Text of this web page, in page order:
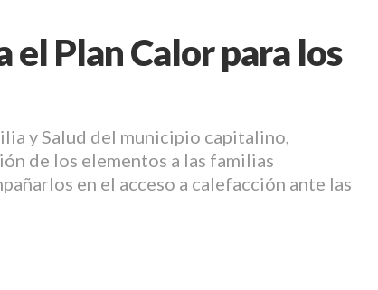
Plan Calor para los
y Salud del municipio capitalino,
de los elementos a las familias
en el acceso a calefacción ante las